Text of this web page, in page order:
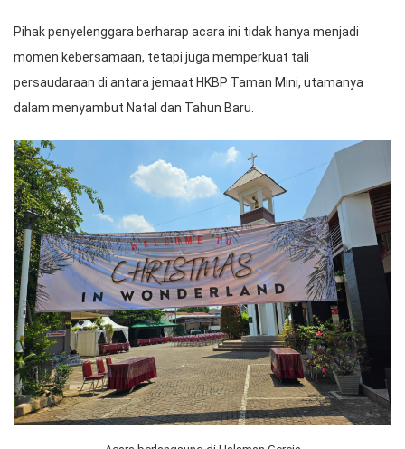
Pihak penyelenggara berharap acara ini tidak hanya menjadi
momen kebersamaan, tetapi juga memperkuat tali
persaudaraan di antara jemaat HKBP Taman Mini, utamanya
dalam menyambut Natal dan Tahun Baru.